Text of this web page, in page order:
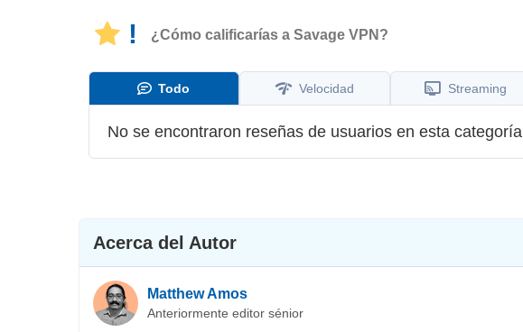
! ¿Cómo calificarías a Savage VPN?
Todo Velocidad Streaming
No se encontraron reseñas de usuarios en esta categoría
Acerca del Autor
Matthew Amos
Anteriormente editor sénior